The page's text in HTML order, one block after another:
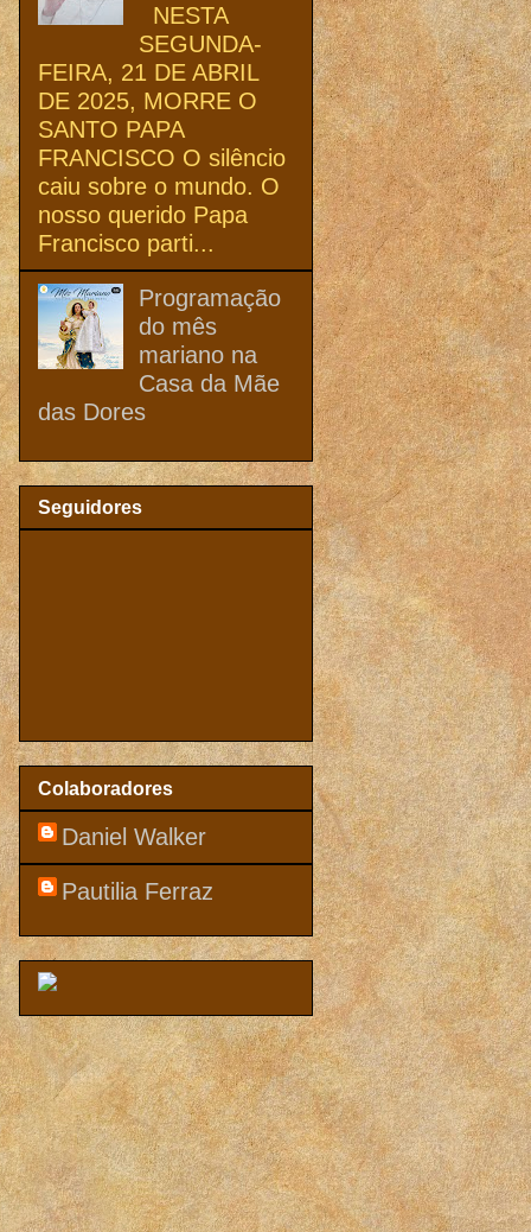
NESTA
SEGUNDA-
FEIRA, 21 DE ABRIL
DE 2025, MORRE O
SANTO PAPA
FRANCISCO O silêncio
caiu sobre o mundo. O
nosso querido Papa
Francisco parti...
Programação
do mês
mariano na
Casa da Mãe
das Dores
Seguidores
Colaboradores
Daniel Walker
Pautilia Ferraz